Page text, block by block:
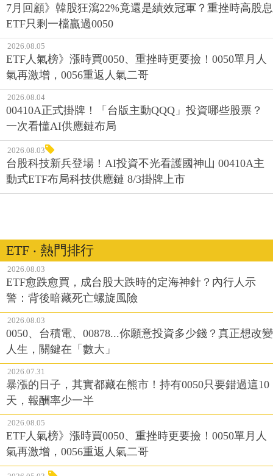
7月回顧》韓股狂瀉22%竟還是績效冠軍？重挫時高股息
ETF只剩一檔贏過0050
2026.08.05
ETF人氣榜》漲時買0050、重挫時更要撿！0050單月人
氣再激增，0056重返人氣二哥
2026.08.04
00410A正式掛牌！「台版主動QQQ」投資哪些股票？
一次看懂AI供應鏈布局
2026.08.03
台股科技新兵登場！AI投資不光看護國神山 00410A主
動式ETF布局科技供應鏈 8/3掛牌上市
ETF ‧ 熱門排行
2026.08.03
ETF愈跌愈買，成台股大跌時的定海神針？內行人示
警：背後暗藏死亡螺旋風險
2026.08.03
0050、台積電、00878...你願意投資多少錢？真正想改變
人生，關鍵在「數大」
2026.07.31
暴漲的日子，其實都藏在熊市！持有0050只要錯過這10
天，報酬率少一半
2026.08.05
ETF人氣榜》漲時買0050、重挫時更要撿！0050單月人
氣再激增，0056重返人氣二哥